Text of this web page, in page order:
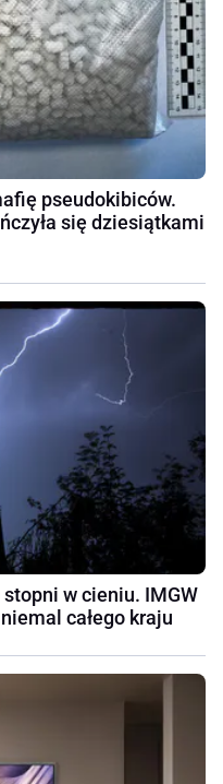
pseudokibiców.
się dziesiątkami
stopni w cieniu. IMGW
całego kraju